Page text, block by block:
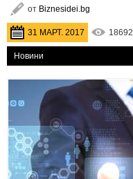
от Biznesidei.bg
18692
31 МАРТ. 2017
Новини